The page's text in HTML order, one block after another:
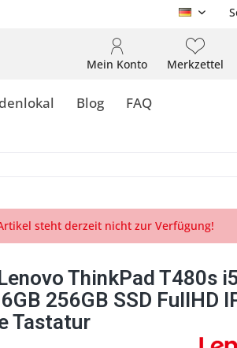
DE
Merkzettel
Mein Konto
Blog FAQ
steht derzeit nicht zur Verfügung!
ThinkPad T480s
256GB SSD FullHD
Tastatur